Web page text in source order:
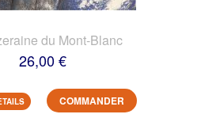
du Mont-Blanc
26,00 €
COMMANDER